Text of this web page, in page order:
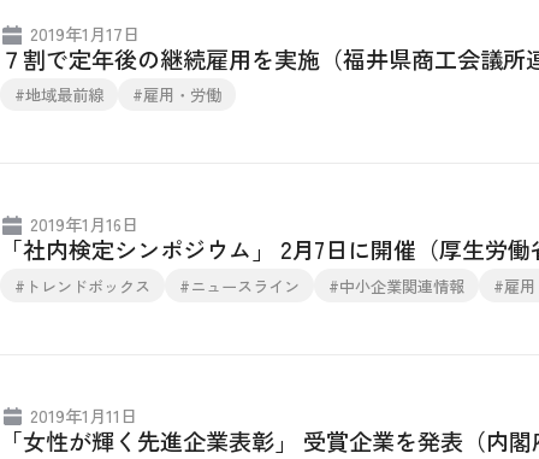
2019年1月17日
７割で定年後の継続雇用を実施（福井県商工会議所
#地域最前線 #雇用・労働
2019年1月16日
「社内検定シンポジウム」 2月7日に開催（厚生労働
#トレンドボックス #ニュースライン #中小企業関連情報 #雇
2019年1月11日
「女性が輝く先進企業表彰」 受賞企業を発表（内